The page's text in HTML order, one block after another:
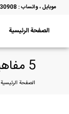
موبایل ، واتساب : 989303330908+
الصفحة الرئيسية
5 مفاهيم خاطئة وحقائق حول جراحة إنقاص الوزن
الصفحة الرئيسية